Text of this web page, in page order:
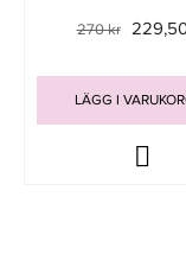
270 kr
LÄGG I